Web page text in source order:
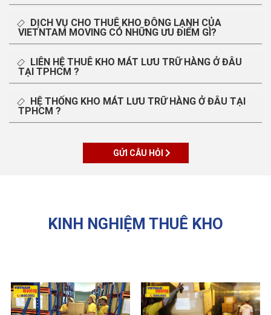
DỊCH VỤ CHO THUÊ KHO ĐÔNG LẠNH CỦA
VIETNTAM MOVING CÓ NHỮNG ƯU ĐIỂM GÌ?
LIÊN HỆ THUÊ KHO MÁT LƯU TRỮ HÀNG Ở ĐÂU
TẠI TPHCM ?
HỆ THỐNG KHO MÁT LƯU TRỮ HÀNG Ở ĐÂU TẠI
TPHCM ?
GỬI CÂU HỎI
KINH NGHIỆM THUÊ KHO